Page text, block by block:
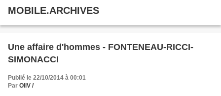
MOBILE.ARCHIVES
Une affaire d'hommes - FONTENEAU-RICCI-
SIMONACCI
Publié le 22/10/2014 à 00:01
Par OliV /